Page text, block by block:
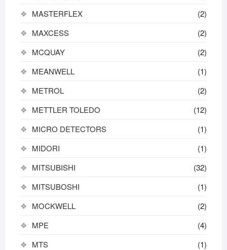
MASTERFLEX
(2)
MAXCESS
(2)
MCQUAY
(2)
MEANWELL
(1)
METROL
(2)
METTLER TOLEDO
(12)
MICRO DETECTORS
(1)
MIDORI
(1)
MITSUBISHI
(32)
MITSUBOSHI
(1)
MOCKWELL
(2)
MPE
(4)
MTS
(1)